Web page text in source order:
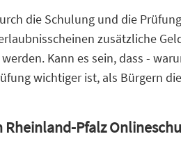
die Schulung und die
zusätzliche
Kann es sein, dass -
wichtiger ist, als Bürgern
Rheinland-Pfalz